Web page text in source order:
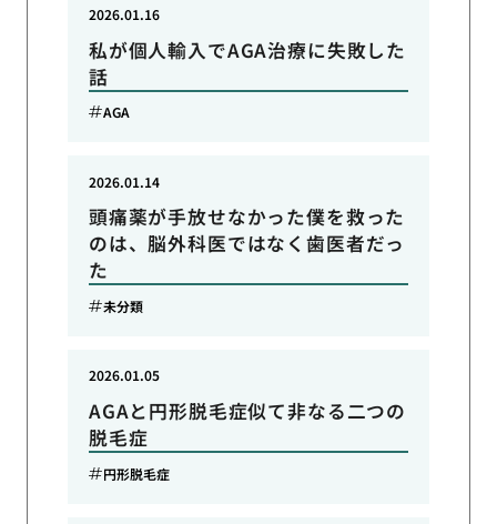
私が個人輸入でAGA治療に失敗した
話
2026.01.16
AGA
頭痛薬が手放せなかった僕を救った
のは、脳外科医ではなく歯医者だっ
た
2026.01.14
未分類
AGAと円形脱毛症似て非なる二つの
脱毛症
2026.01.05
円形脱毛症